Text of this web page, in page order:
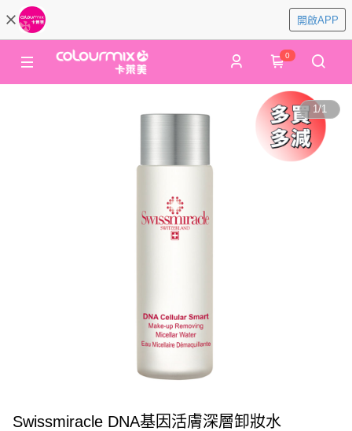
開啟APP
0
1/1
Swissmiracle DNA基因活膚深層卸妝水